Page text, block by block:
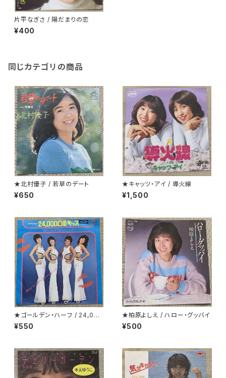
片平なぎさ / 陽だまりの恋
¥400
同じカテゴリの商品
★北村優子 / 若草のデート
¥650
★キャッツ・アイ / 導火線
¥1,500
★ゴールデン・ハーフ / 24,000
回のキッス(24 Milabaci)
¥550
★柏原よしえ / ハロー・グッバイ
¥500